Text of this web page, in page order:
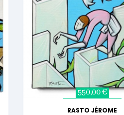
550,00 €
RASTO JÉROME